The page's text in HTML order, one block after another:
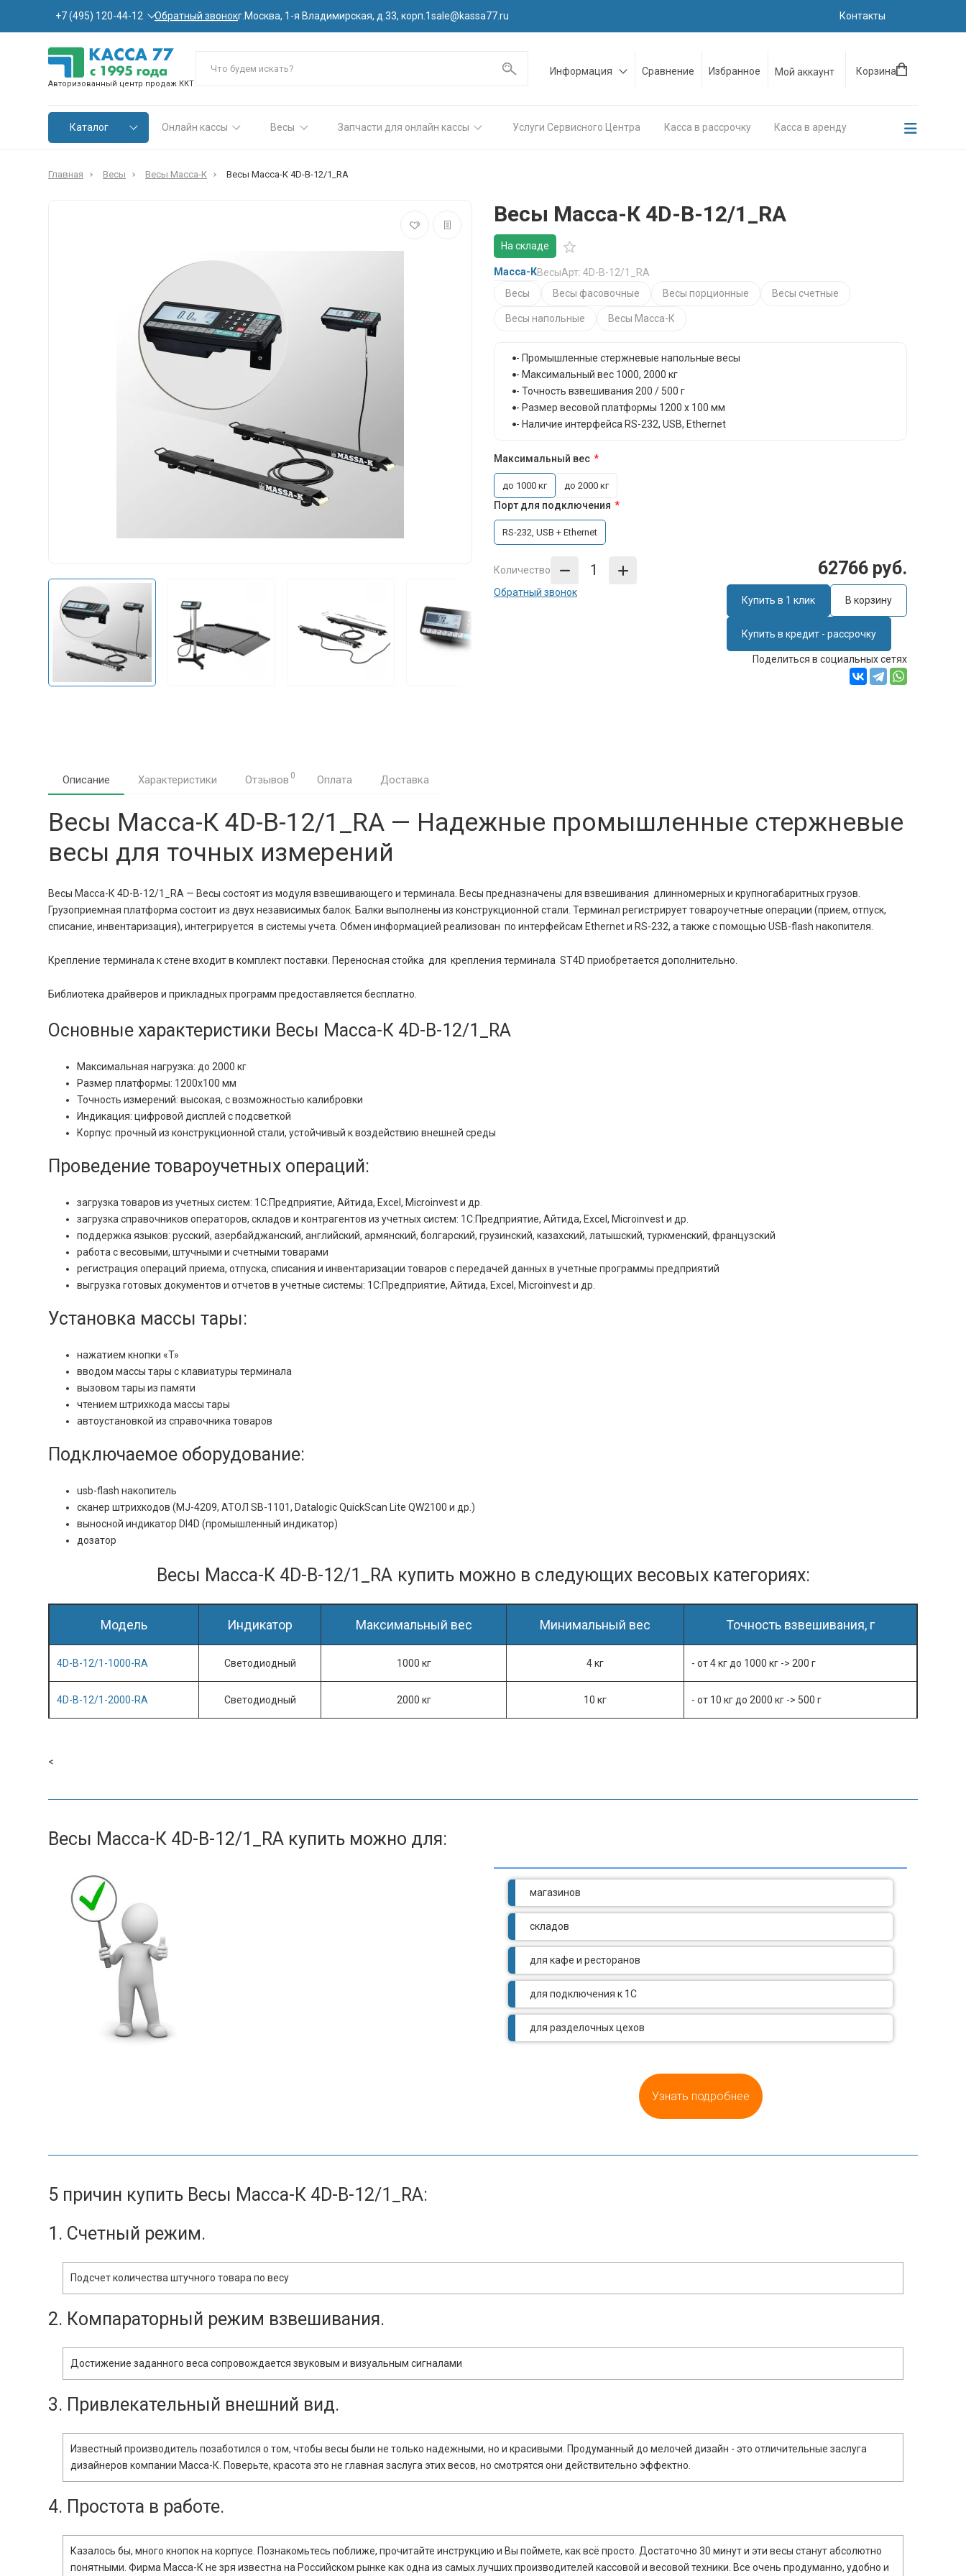
+7 (495) 120-44-12 Обратный звонокг.Москва, 1-я Владимирская, д.33, корп.1sale@kassa77.ru Контакты
Авторизованный центр продаж ККТ
Информация Сравнение Избранное Мой аккаунт Корзина
Каталог Онлайн кассы Весы Запчасти для онлайн кассы Услуги Сервисного Центра Касса в рассрочку Касса в аренду
Главная Весы Весы Масса-К Весы Масса-К 4D-B-12/1_RA
Весы Масса-К 4D-B-12/1_RA
На складе
Масса-КВесыАрт: 4D-B-12/1_RA
Весы
Весы фасовочные Весы порционные Весы счетные
Весы напольные Весы Масса-К
- Промышленные стержневые напольные весы
- Максимальный вес 1000, 2000 кг
- Точность взвешивания 200 / 500 г
- Размер весовой платформы 1200 х 100 мм
- Наличие интерфейса RS-232, USB, Ethernet
Максимальный вес
до 1000 кг до 2000 кг
Порт для подключения
RS-232, USB + Ethernet
Количество 62766 руб.
Обратный звонок
Купить в 1 клик В корзину
Купить в кредит - рассрочку
Поделиться в социальных сетях
Описание Характеристики Отзывов 0 Оплата Доставка
Весы Масса-К 4D-B-12/1_RA — Надежные промышленные стержневые
весы для точных измерений
Весы Масса-К 4D-B-12/1_RA — Весы состоят из модуля взвешивающего и терминала. Весы предназначены для взвешивания длинномерных и крупногабаритных грузов.
Грузоприемная платформа состоит из двух независимых балок. Балки выполнены из конструкционной стали. Терминал регистрирует товароучетные операции (прием, отпуск,
списание, инвентаризация), интегрируется в системы учета. Обмен информацией реализован по интерфейсам Ethernet и RS-232, а также с помощью USB-flash накопителя.
Крепление терминала к стене входит в комплект поставки. Переносная стойка для крепления терминала ST4D приобретается дополнительно.
Библиотека драйверов и прикладных программ предоставляется бесплатно.
Основные характеристики Весы Масса-К 4D-B-12/1_RA
Максимальная нагрузка: до 2000 кг
Размер платформы: 1200x100 мм
Точность измерений: высокая, с возможностью калибровки
Индикация: цифровой дисплей с подсветкой
Корпус: прочный из конструкционной стали, устойчивый к воздействию внешней среды
Проведение товароучетных операций:
загрузка товаров из учетных систем: 1С:Предприятие, Айтида, Excel, Microinvest и др.
загрузка справочников операторов, складов и контрагентов из учетных систем: 1С:Предприятие, Айтида, Excel, Microinvest и др.
поддержка языков: русский, азербайджанский, английский, армянский, болгарский, грузинский, казахский, латышский, туркменский, французский
работа с весовыми, штучными и счетными товарами
регистрация операций приема, отпуска, списания и инвентаризации товаров с передачей данных в учетные программы предприятий
выгрузка готовых документов и отчетов в учетные системы: 1С:Предприятие, Айтида, Excel, Microinvest и др.
Установка массы тары:
нажатием кнопки «T»
вводом массы тары с клавиатуры терминала
вызовом тары из памяти
чтением штрихкода массы тары
автоустановкой из справочника товаров
Подключаемое оборудование:
usb-flash накопитель
сканер штрихкодов (MJ-4209, АТОЛ SB-1101, Datalogic QuickScan Lite QW2100 и др.)
выносной индикатор DI4D (промышленный индикатор)
дозатор
Весы Масса-К 4D-B-12/1_RA купить можно в следующих весовых категориях:
Модель Индикатор Максимальный вес Минимальный вес Точность взвешивания, г
4D-B-12/1-1000-RA Светодиодный 1000 кг 4 кг - от 4 кг до 1000 кг -> 200 г
4D-B-12/1-2000-RA Светодиодный 2000 кг 10 кг - от 10 кг до 2000 кг -> 500 г
<
Весы Масса-К 4D-B-12/1_RA купить можно для:
магазинов
складов
для кафе и ресторанов
для подключения к 1С
для разделочных цехов
Узнать подробнее
5 причин купить Весы Масса-К 4D-B-12/1_RA:
1. Счетный режим.
Подсчет количества штучного товара по весу
2. Компараторный режим взвешивания.
Достижение заданного веса сопровождается звуковым и визуальным сигналами
3. Привлекательный внешний вид.
Известный производитель позаботился о том, чтобы весы были не только надежными, но и красивыми. Продуманный до мелочей дизайн - это отличительные заслуга
дизайнеров компании Масса-К. Поверьте, красота это не главная заcлуга этих весов, но смотрятся они действительно эффектно.
4. Простота в работе.
Казалось бы, много кнопок на корпусе. Познакомьтесь поближе, прочитайте инструкцию и Вы поймете, как всё просто. Достаточно 30 минут и эти весы станут абсолютно
понятными. Фирма Масса-К не зря известна на Российском рынке как одна из самых лучших производителей кассовой и весовой техники. Все очень продуманно, удобно и